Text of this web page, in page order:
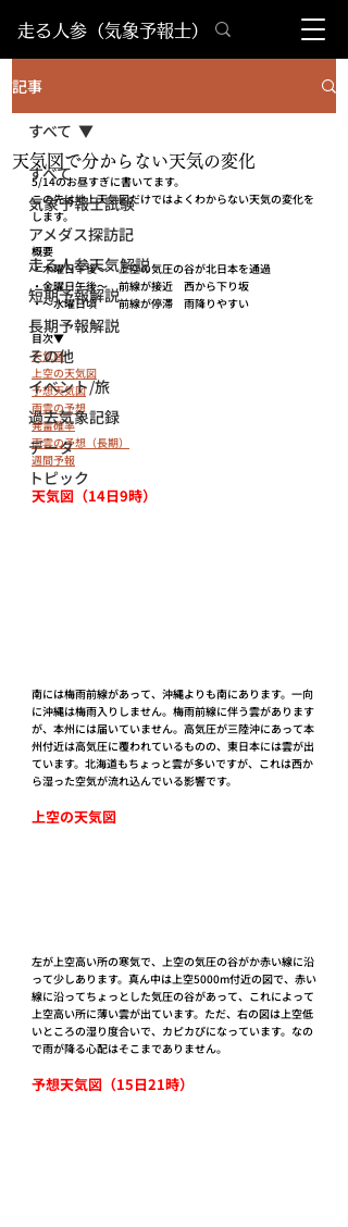
​走る人参（気象予報士）
記事
すべて
気象予報士試験
アメダス探訪記
走る人参天気解説
短期予報解説
長期予報解説
その他
イベント/旅
過去気象記録
データ
トピック
すべて
天気図で分からない天気の変化
5/14のお昼すぎに書いてます。
この先は地上天気図だけではよくわからない天気の変化を
します。
概要
・木曜日午後～　上空の気圧の谷が北日本を通過
・金曜日午後～　前線が接近　西から下り坂
・～水曜日頃　　前線が停滞　雨降りやすい
目次▼
天気図
上空の天気図
予想天気図
雨雲の予想
発雷確率
雨雲の予想（長期）
週間予報
天気図（14日9時）
南には梅雨前線があって、沖縄よりも南にあります。一向
に沖縄は梅雨入りしません。梅雨前線に伴う雲があります
が、本州には届いていません。高気圧が三陸沖にあって本
州付近は高気圧に覆われているものの、東日本には雲が出
ています。北海道もちょっと雲が多いですが、これは西か
ら湿った空気が流れ込んでいる影響です。
上空の天気図
左が上空高い所の寒気で、上空の気圧の谷がか赤い線に沿
って少しあります。真ん中は上空5000m付近の図で、赤い
線に沿ってちょっとした気圧の谷があって、これによって
上空高い所に薄い雲が出ています。ただ、右の図は上空低
いところの湿り度合いで、カピカぴになっています。なの
で雨が降る心配はそこまでありません。
予想天気図（15日21時）